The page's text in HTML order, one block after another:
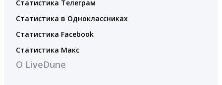
Статистика Телеграм
Статистика в Одноклассниках
Статистика Facebook
Статистика Макс
О LiveDune